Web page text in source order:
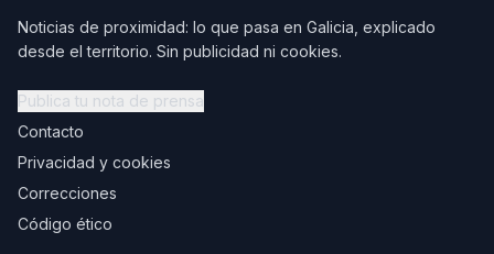
Noticias de proximidad: lo que pasa en Galicia, explicado
desde el territorio. Sin publicidad ni cookies.
Publica tu nota de prensa
Contacto
Privacidad y cookies
Correcciones
Código ético